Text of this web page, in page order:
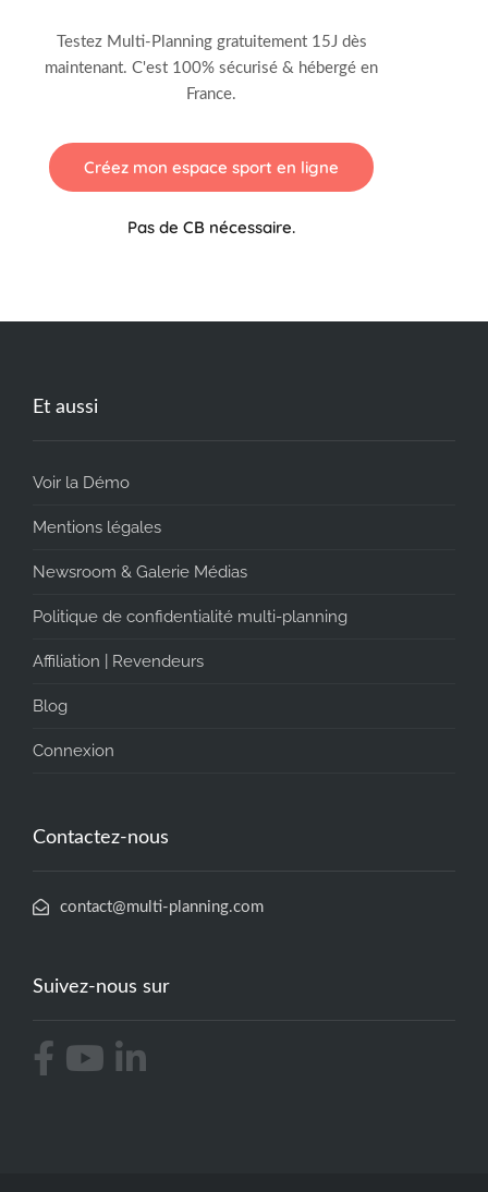
Testez Multi-Planning gratuitement 15J dès
maintenant. C'est 100% sécurisé & hébergé en
France.
Créez mon espace sport en ligne
Pas de CB nécessaire.
Et aussi
Voir la Démo
Mentions légales
Newsroom & Galerie Médias
Politique de confidentialité multi-planning
Affiliation | Revendeurs
Blog
Connexion
Contactez-nous
contact@multi-planning.com
Suivez-nous sur